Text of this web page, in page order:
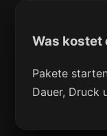
Was kostet
Pakete
Dauer, Druck